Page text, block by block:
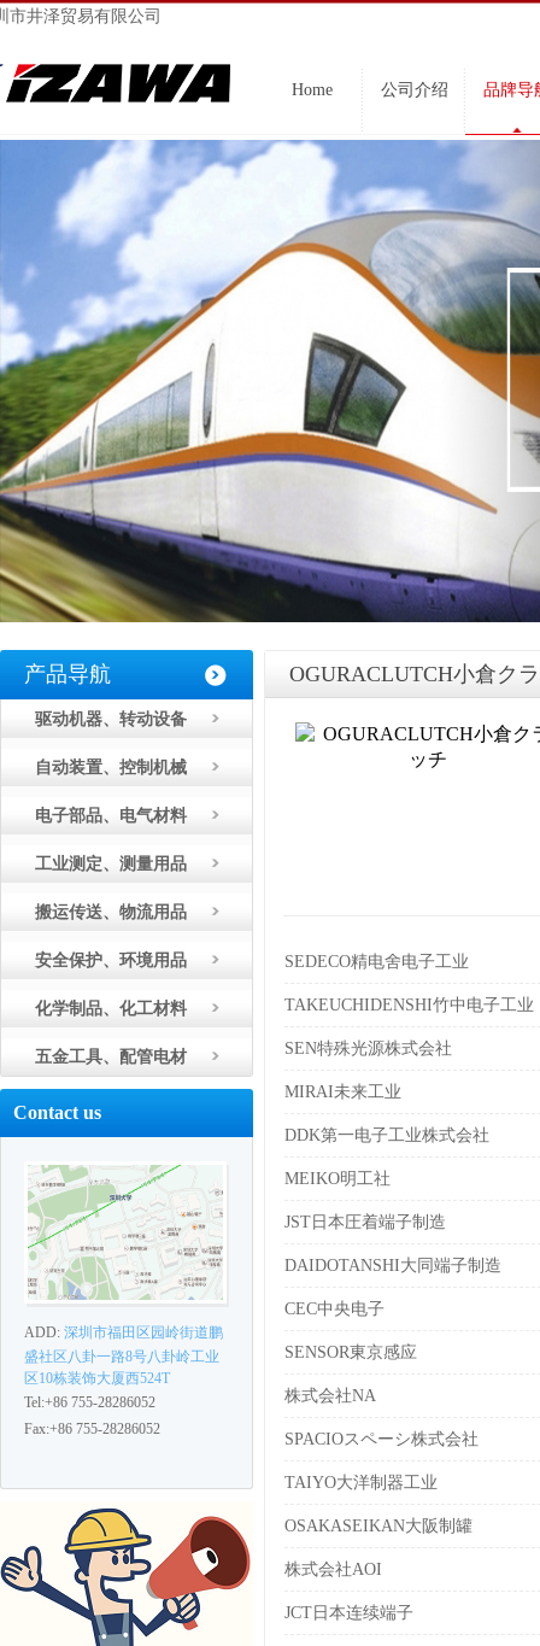
市井泽贸易有限公司
Home 公司介绍 品牌导
产品导航
驱动机器、转动设备
自动装置、控制机械
电子部品、电气材料
工业测定、测量用品
搬运传送、物流用品
安全保护、环境用品
化学制品、化工材料
五金工具、配管电材
Contact us
ADD: 深圳市福田区园岭街道鹏
盛社区八卦一路8号八卦岭工业
区10栋装饰大厦西524T
Tel:+86 755-28286052
Fax:+86 755-28286052
OGURACLUTCH小倉ク
SEDECO精电舍电子工业
TAKEUCHIDENSHI竹中电子工业
SEN特殊光源株式会社
MIRAI未来工业
DDK第一电子工业株式会社
MEIKO明工社
JST日本圧着端子制造
DAIDOTANSHI大同端子制造
CEC中央电子
SENSOR東京感应
株式会社NA
SPACIOスペーシ株式会社
TAIYO大洋制器工业
OSAKASEIKAN大阪制罐
株式会社AOI
JCT日本连续端子